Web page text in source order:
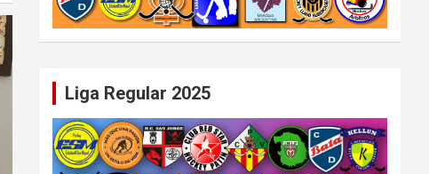
Liga Regular 2025